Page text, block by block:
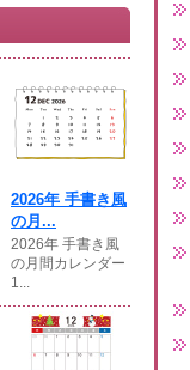
2026年 手書き風
の月...
2026年 手書き風
の月間カレンダー
1...